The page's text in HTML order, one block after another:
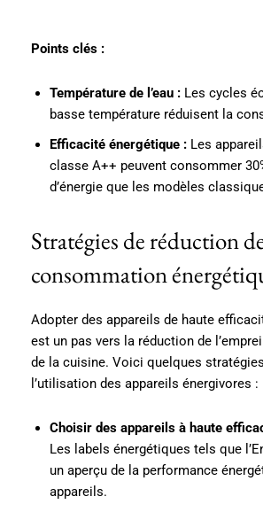
Points clés :
Température de l’eau : Les cycles
basse température réduisent la
Efficacité énergétique : Les
classe A++ peuvent consommer
d’énergie que les modèles
Stratégies de réduction
consommation
Adopter des appareils de haute
est un pas vers la réduction de
de la cuisine. Voici quelques
l’utilisation des appareils énergivores :
Choisir des appareils à haute
Les labels énergétiques tels que
un aperçu de la performance
appareils.